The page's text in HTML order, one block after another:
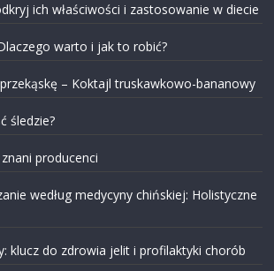
ich właściwości i zastosowanie w diecie
warto i jak to robić?
– Koktajl truskawkowo-bananowy
śledzie?
producenci
według medycyny chińskiej: Holistyczne
klucz do zdrowia jelit i profilaktyki chorób